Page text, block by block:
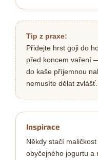
Tip z praxe:
Přidejte hrst goji do
před koncem vaření
do kaše příjemnou
nemusíte dělat zvlášť.
Inspirace
Někdy stačí
obyčejného jogurtu a